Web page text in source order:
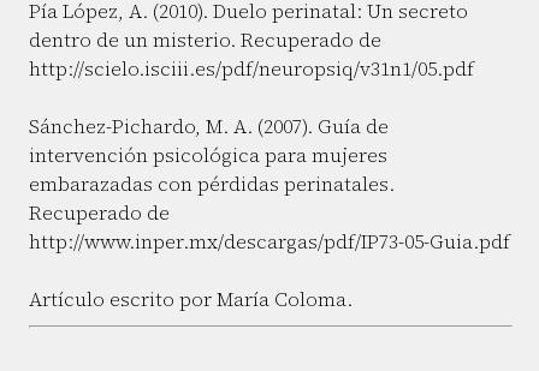
Pía López, A. (2010). Duelo perinatal: Un secreto
dentro de un misterio. Recuperado de
http://scielo.isciii.es/pdf/neuropsiq/v31n1/05.pdf
Sánchez-Pichardo, M. A. (2007). Guía de
intervención psicológica para mujeres
embarazadas con pérdidas perinatales.
Recuperado de
http://www.inper.mx/descargas/pdf/IP73-05-Guia.pdf
Artículo escrito por María Coloma.